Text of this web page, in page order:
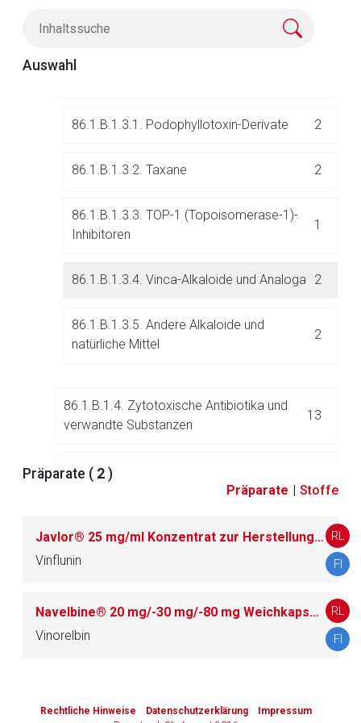
Auswahl86.1.B.1.3. Alkaloide und andere natürliche
86.1.B.1.3.1. Podophyllotoxin-Derivate 2
86.1.B.1.3.2. Taxane 2
86.1.B.1.3.3. TOP-1 (Topoisomerase-1)-
Inhibitoren
1
86.1.B.1.3.4. Vinca-Alkaloide und Analoga 2
86.1.B.1.3.5. Andere Alkaloide und
natürliche Mittel
2
86.1.B.1.4. Zytotoxische Antibiotika und
verwandte Substanzen
13
86.1.B.1.5. Proteinkinase-Inhibitoren
Antikörperkonstrukte
Präparate ( 2 )
Präparate | Stoffe
Javlor® 25 mg/ml Konzentrat zur Herstellung einer Infusionslösung
Vinflunin
RL
FI
Navelbine® 20 mg/-30 mg/-80 mg Weichkapseln
Vinorelbin
RL
FI
Rechtliche Hinweise Datenschutzerklärung
Impressum
Aufruf einer externen Seite
Der von Ihnen aufgerufene Link öffnet eine externe Web-
Seite. Für die Inhalte der externen Web-Seite ist deren
Datenschutzbestimmungen.
Zurück zur rote-liste.de Zur Seite